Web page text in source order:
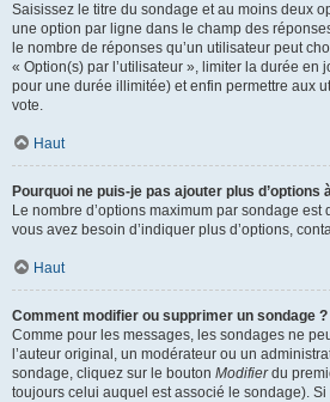
Saisissez le titre du sondage et au moins deux
une option par ligne dans le champ des
le nombre de réponses qu’un utilisateur peut
« Option(s) par l’utilisateur », limiter la durée en
pour une durée illimitée) et enfin permettre aux
vote.
Haut
Pourquoi ne puis-je pas ajouter plus d’options
Le nombre d’options maximum par sondage est
vous avez besoin d’indiquer plus d’options,
Haut
Comment modifier ou supprimer un sondage ?
Comme pour les messages, les sondages ne
l’auteur original, un modérateur ou un
sondage, cliquez sur le bouton Modifierdu
toujours celui auquel est associé le sondage). Si